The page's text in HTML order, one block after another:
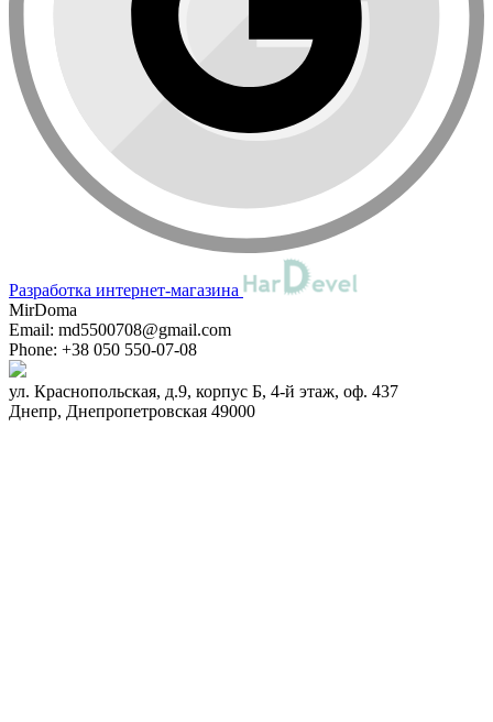
Разработка интернет-магазина
MirDoma
Email: md5500708@gmail.com
Phone: +38 050 550-07-08
ул. Краснопольская, д.9, корпус Б, 4-й этаж, оф. 437
Днепр, Днепропетровская 49000